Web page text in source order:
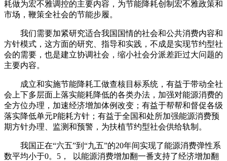
耗做为宏不雅调控的主要内容，为节能降耗创制宏不雅政策和
市场，鞭策全社会的节能步履。
我们需要加紧研究适合我国国情的社会和公共消费内容和
方针模式，这方面的研究、指导和实践，不成是实现节约型社
会的需要，也是建立协调社会，缩小社会分派差距过大问题的
主要内容。
成立和实施节能降耗工做查核目标系统，有益于带动全社
会上下多层面上落实能耗降低的各类办法，加强对能源消费的
全方位办理，加速经济增加体例改变；有益于帮帮和督促各级
落实降低单元P能耗方针；有益于全国和处所加强能源消费预
期方针办理、监测和预警，为扶植节约型社会供给轨制。
我国正在“六五”到“九五”的20年间实现了能源消费弹性系
数平均小于0。5， 以能源消费增加翻一番支持了经济增加翻